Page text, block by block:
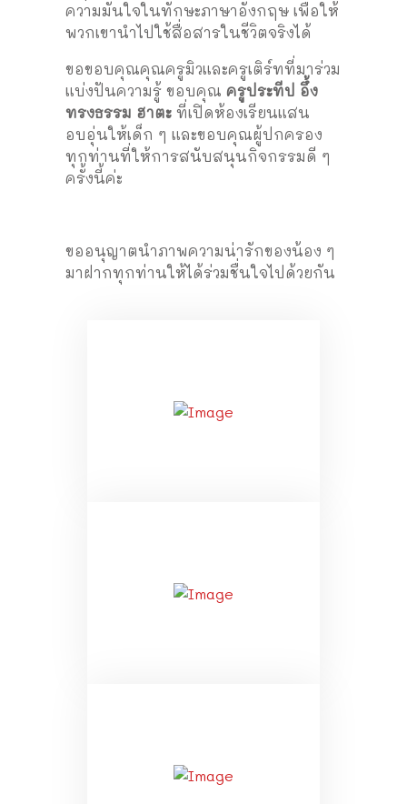
ความมั่นใจในทักษะภาษาอังกฤษ เพื่อให้
พวกเขานำไปใช้สื่อสารในชีวิตจริงได้
ขอขอบคุณคุณครูมิวและครูเติร์ทที่มาร่วม
แบ่งปันความรู้ ขอบคุณ ครูประทีป อึ้ง
ทรงธรรม ฮาตะ ที่เปิดห้องเรียนแสน
อบอุ่นให้เด็ก ๆ และขอบคุณผู้ปกครอง
ทุกท่านที่ให้การสนับสนุนกิจกรรมดี ๆ
ครั้งนี้ค่ะ
ขออนุญาตนำภาพความน่ารักของน้อง ๆ
มาฝากทุกท่านให้ได้ร่วมชื่นใจไปด้วยกัน